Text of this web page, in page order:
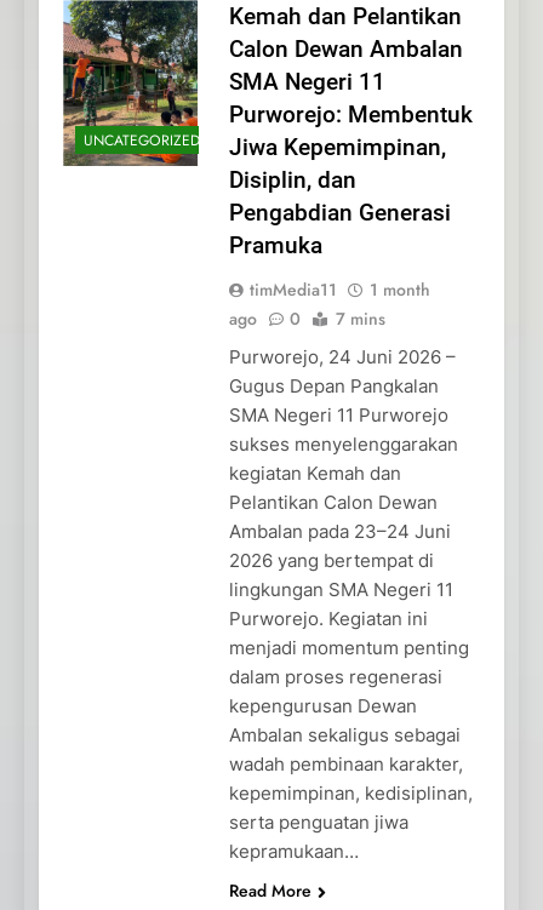
UNCATEGORIZED
Kemah dan Pelantikan
Calon Dewan Ambalan
SMA Negeri 11
Purworejo: Membentuk
Jiwa Kepemimpinan,
Disiplin, dan
Pengabdian Generasi
Pramuka
timMedia11
1 month
ago
0 7 mins
Purworejo, 24 Juni 2026 –
Gugus Depan Pangkalan
SMA Negeri 11 Purworejo
sukses menyelenggarakan
kegiatan Kemah dan
Pelantikan Calon Dewan
Ambalan pada 23–24 Juni
2026 yang bertempat di
lingkungan SMA Negeri 11
Purworejo. Kegiatan ini
menjadi momentum penting
dalam proses regenerasi
kepengurusan Dewan
Ambalan sekaligus sebagai
wadah pembinaan karakter,
kepemimpinan, kedisiplinan,
serta penguatan jiwa
kepramukaan…
Read More